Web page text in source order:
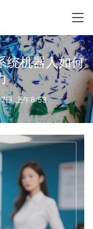
统机器人如何
日 上午8:53